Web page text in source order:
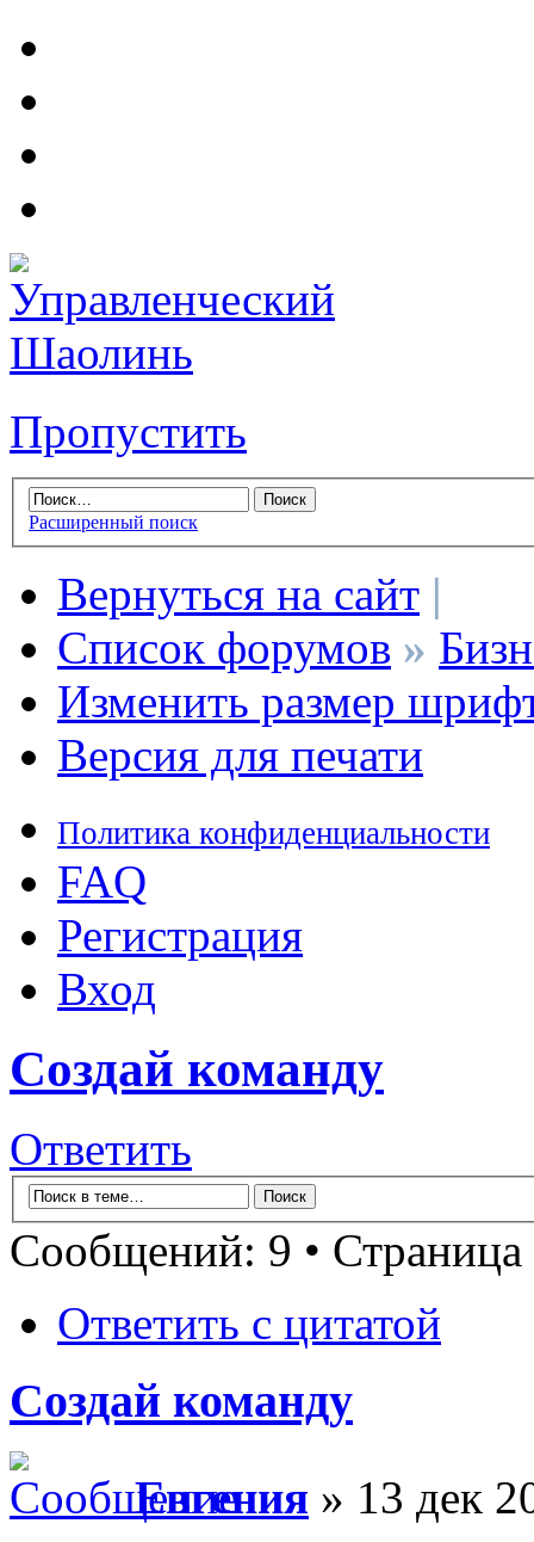
Пропустить
Расширенный поиск
Вернуться на сайт |
Список форумов »
Изменить размер
Версия для печати
Политика конфиденциальности
FAQ
Регистрация
Вход
Создай команду
Ответить
Сообщений: 9 • Страница
Ответить с цитатой
Создай команду
Евгения » 13 дек